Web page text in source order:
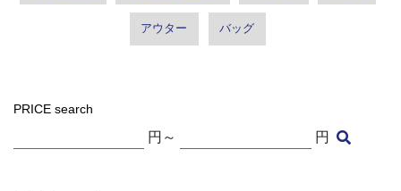
アウター バッグ
PRICE search
円～ 円